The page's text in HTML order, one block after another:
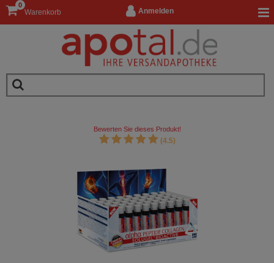
Anmelden
Warenkorb
0
Bewerten Sie dieses Produkt!
(4.5)